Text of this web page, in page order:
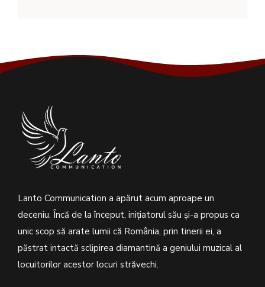
Lanto Communication a apărut acum aproape un
deceniu. Încă de la început, inițiatorul său şi-a propus ca
unic scop să arate lumii că România, prin tinerii ei, a
păstrat intactă sclipirea diamantină a geniului muzical al
locuitorilor acestor locuri străvechi.